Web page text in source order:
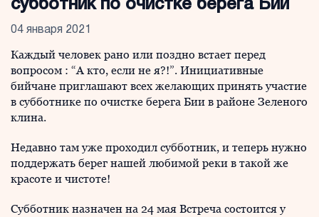
субботник по очистке берега Бии
04 января 2021
Каждый человек рано или поздно встает перед
вопросом : “А кто, если не я?!”. Инициативные
бийчане приглашают всех желающих принять участие
в субботнике по очистке берега Бии в районе Зеленого
клина.
Недавно там уже проходил субботник, и теперь нужно
поддержать берег нашей любимой реки в такой же
красоте и чистоте!
Субботник назначен на 24 мая Встреча состоится у